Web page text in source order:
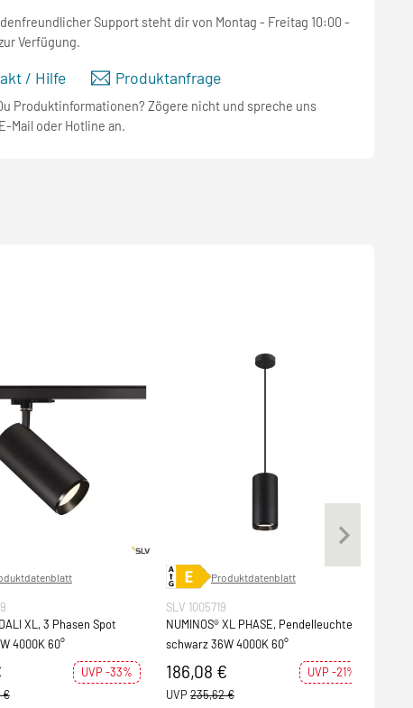
Support steht dir von Montag - Freitag 10:00 -
Verfügung.
/ Hilfe Produktanfrage
Produktinformationen? Zögere nicht und spreche uns
Mail oder Hotline an.
XL, 3 Phasen Spot
4000K 60°
UVP -33%
€
Produktdatenblatt
SLV 1005719
NUMINOS® XL PHASE, Pendelleuchte
schwarz 36W 4000K 60°
186,08 €
UVP -21%
UVP 235,62 €